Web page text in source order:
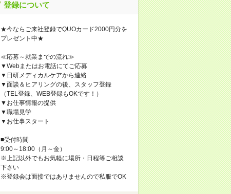
登録について
★今ならご来社登録でQUOカード2000円分を
プレゼント中★
≪応募～就業までの流れ≫
▼Webまたはお電話にてご応募
▼日研メディカルケアから連絡
▼面談＆ヒアリングの後、スタッフ登録
（TEL登録、WEB登録もOKです！）
▼お仕事情報の提供
▼職場見学
▼お仕事スタート
■受付時間
9:00～18:00（月～金）
※上記以外でもお気軽に場所・日程等ご相談
下さい
※登録会は面接ではありませんので私服でOK